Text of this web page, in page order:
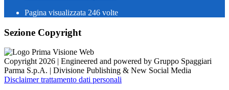
Pagina visualizzata 246 volte
Sezione Copyright
Copyright 2026 | Engineered and powered by Gruppo Spaggiari
Parma S.p.A. | Divisione Publishing & New Social Media
Disclaimer trattamento dati personali